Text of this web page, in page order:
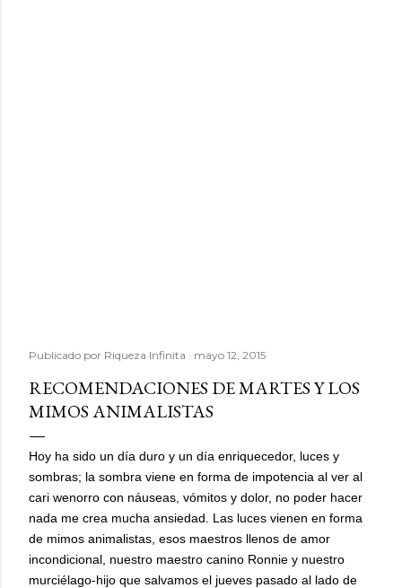
Publicado por Riqueza Infinita mayo 12, 2015
RECOMENDACIONES DE MARTES Y LOS
MIMOS ANIMALISTAS
Hoy ha sido un día duro y un día enriquecedor, luces y
sombras; la sombra viene en forma de impotencia al ver al
cari wenorro con náuseas, vómitos y dolor, no poder hacer
nada me crea mucha ansiedad. Las luces vienen en forma
de mimos animalistas, esos maestros llenos de amor
incondicional, nuestro maestro canino Ronnie y nuestro
murciélago-hijo que salvamos el jueves pasado al lado de